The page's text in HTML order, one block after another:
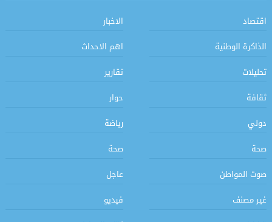
اقتصاد
الاخبار
الذاكرة الوطنية
اهم الاحداث
تحليلات
تقارير
ثقافة
حوار
دولي
رياضة
صحة
صحة
صوت المواطن
عاجل
غير مصنف
فيديو